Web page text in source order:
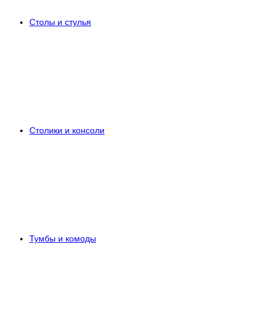
Столы и стулья
Столики и консоли
Тумбы и комоды